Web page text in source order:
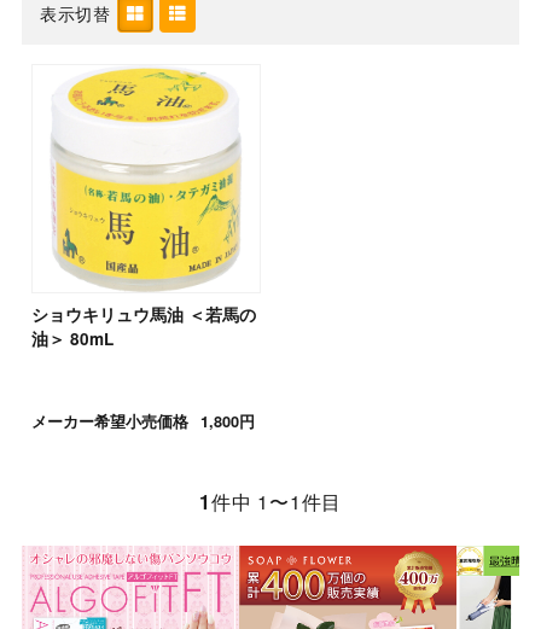
表示切替
ショウキリュウ馬油 ＜若馬の
油＞ 80mL
メーカー希望小売価格 1,800円
1件中 1〜1件目